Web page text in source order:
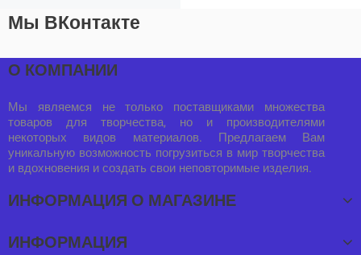
Мы ВКонтакте
О КОМПАНИИ
Мы являемся не только поставщиками множества
товаров для творчества, но и производителями
некоторых видов материалов. Предлагаем Вам
уникальную возможность погрузиться в мир творчества
и вдохновения и создать свои неповторимые изделия.
ИНФОРМАЦИЯ О МАГАЗИНЕ
ИНФОРМАЦИЯ